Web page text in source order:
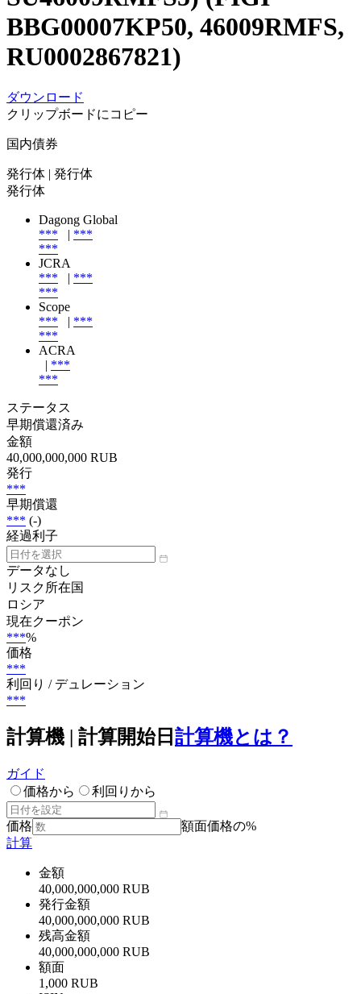
BBG00007KP50, 46009RMFS,
RU0002867821)
ダウンロード
クリップボードにコピー
国内債券
発行体 | 発行体
発行体
Dagong Global
***
| ***
***
JCRA
***
| ***
***
Scope
***
| ***
***
ACRA
| ***
***
ステータス
早期償還済み
金額
40,000,000,000 RUB
発行
***
早期償還
*** (-)
経過利子
データなし
リスク所在国
ロシア
現在クーポン
***%
価格
***
利回り / デュレーション
***
計算機 | 計算開始日 計算機とは？
ガイド
価格から
利回りから
価格
額面価格の%
計算
金額
40,000,000,000 RUB
発行金額
40,000,000,000 RUB
残高金額
40,000,000,000 RUB
額面
1,000 RUB